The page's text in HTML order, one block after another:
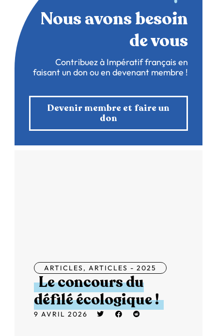
Nous avons besoin
de vous
Contribuez à Impératif français en
faisant un don ou en devenant membre !
Devenir membre et faire un
don
ARTICLES, ARTICLES - 2025
Le concours du
défilé écologique !
9 AVRIL 2026